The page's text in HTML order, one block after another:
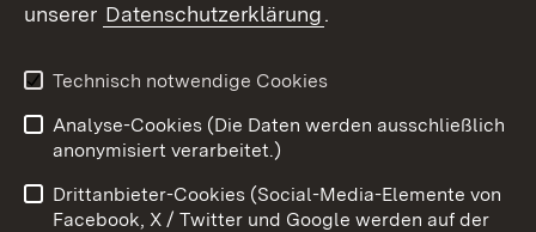
Youtube
Impressum
Kontakt
Barrierefreiheit
Datenschutz
unserer Datenschutzerklärung.
Technisch notwendige Cookies
Analyse-Cookies (Die Daten werden ausschließlich
anonymisiert verarbeitet.)
Drittanbieter-Cookies (Social-Media-Elemente von
Facebook, X / Twitter und Google werden auf der